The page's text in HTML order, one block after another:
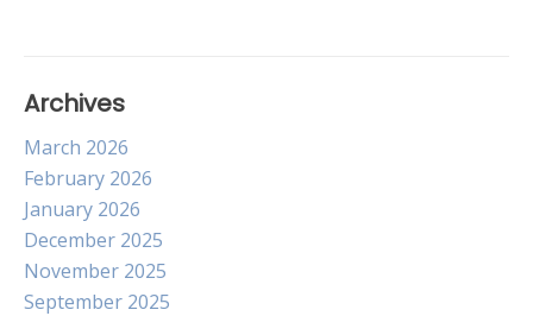
Archives
March 2026
February 2026
January 2026
December 2025
November 2025
September 2025